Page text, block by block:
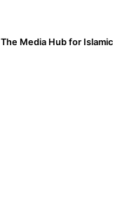
The Media Hub for